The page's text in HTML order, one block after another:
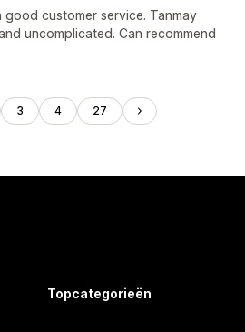
customer service. Tanmay
uncomplicated. Can recommend
3 4 27
Topcategorieën